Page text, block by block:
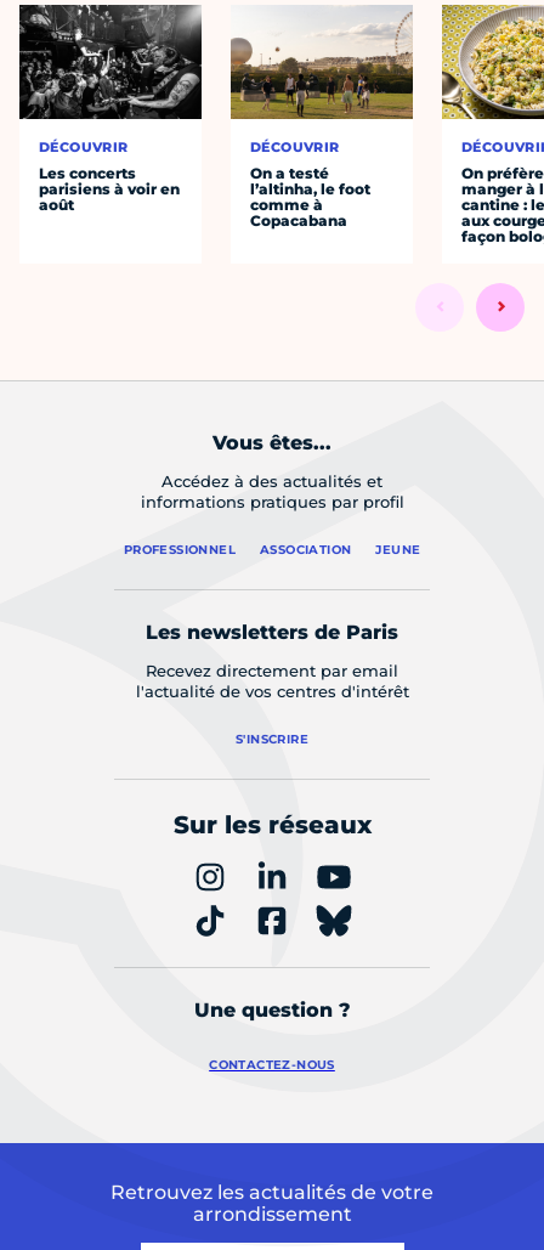
DÉCOUVRIR
Les concerts
parisiens à voir en
août
DÉCOUVRIR
On a testé
l’altinha, le foot
comme à
Copacabana
On préfère
manger à
cantine :
aux
façon
Vous êtes...
Accédez à des actualités et
informations pratiques par profil
PROFESSIONNEL ASSOCIATION JEUNE
Les newsletters de Paris
Recevez directement par email
l'actualité de vos centres d'intérêt
S'INSCRIRE
Sur les réseaux
Une question ?
CONTACTEZ-NOUS
Retrouvez les actualités de votre
arrondissement